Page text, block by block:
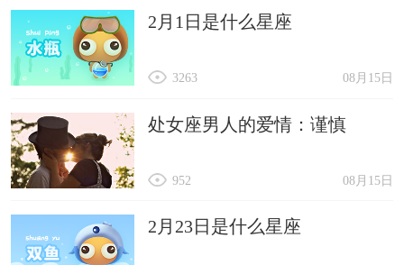
2月1日是什么星座
08月15日
3263
处女座男人的爱情：谨慎
08月15日
952
2月23日是什么星座